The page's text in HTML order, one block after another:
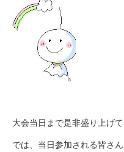
大会当日まで是非盛り上げ
では、当日参加される皆さ